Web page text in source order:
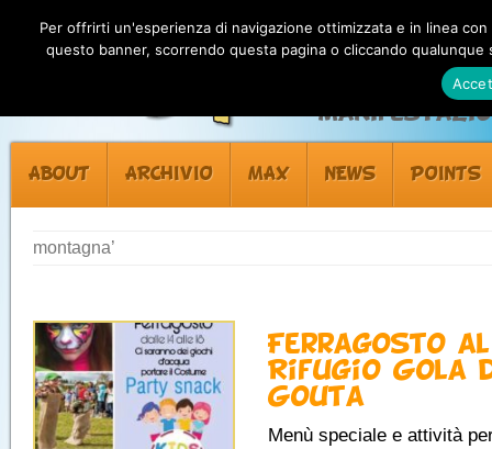
ABOUT ARCHIVIO MAX NEWS POINTS
montagna’
Ferragosto al
Rifugio Gola
Gouta
Menù speciale e attività
Per offrirti un'esperienza di navigazione ottimizzata e in linea
questo banner, scorrendo questa pagina o cliccando